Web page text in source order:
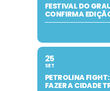
FESTIVAL DO
CONFIRMA
25
SET
PETROLINA
FAZER A CIDADE